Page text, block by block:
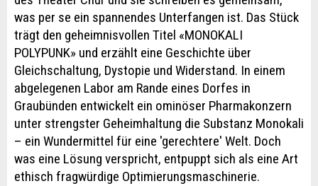
was per se ein spannendes Unterfangen ist. Das Stück
trägt den geheimnisvollen Titel «MONOKALI
POLYPUNK» und erzählt eine Geschichte über
Gleichschaltung, Dystopie und Widerstand. In einem
abgelegenen Labor am Rande eines Dorfes in
Graubünden entwickelt ein ominöser Pharmakonzern
unter strengster Geheimhaltung die Substanz Monokali
– ein Wundermittel für eine 'gerechtere' Welt. Doch
was eine Lösung verspricht, entpuppt sich als eine Art
ethisch fragwürdige Optimierungsmaschinerie.